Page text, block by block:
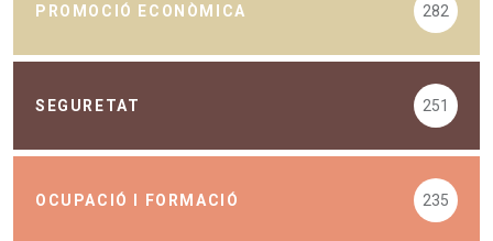
PROMOCIÓ ECONÒMICA 282
SEGURETAT 251
OCUPACIÓ I FORMACIÓ 235